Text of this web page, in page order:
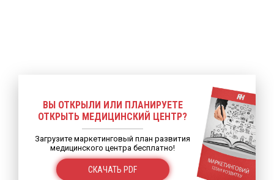
ВЫ ОТКРЫЛИ ИЛИ ПЛАНИРУЕТЕ
ОТКРЫТЬ МЕДИЦИНСКИЙ ЦЕНТР?
Загрузите маркетинговый план развития
медицинского центра бесплатно!
СКАЧАТЬ PDF